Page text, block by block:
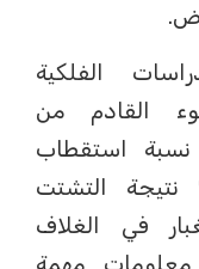
الفلكية
القادم من
نسبة استقطاب
إلى نحو 2%- 3% نتيجة التشتت
في الغلاف
مهمة